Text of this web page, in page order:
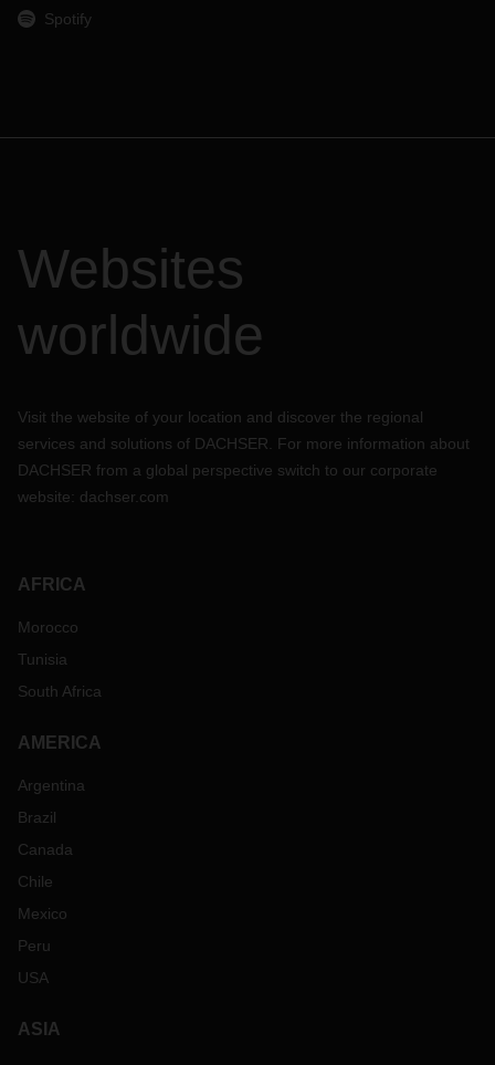
Spotify
Websites
worldwide
Visit the website of your location and discover the regional
services and solutions of DACHSER. For more information about
DACHSER from a global perspective switch to our corporate
website: dachser.com
AFRICA
Morocco
Tunisia
South Africa
AMERICA
Argentina
Brazil
Canada
Chile
Mexico
Peru
USA
ASIA